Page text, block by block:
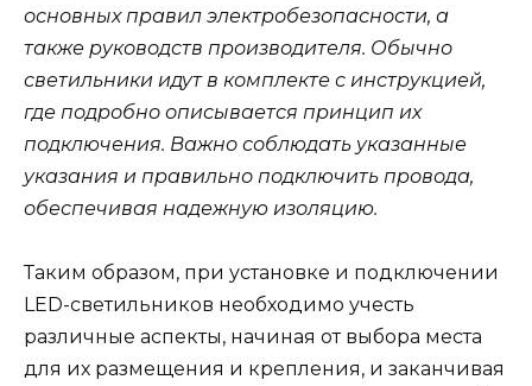
основных правил электробезопасности, а
также руководств производителя. Обычно
светильники идут в комплекте с инструкцией,
где подробно описывается принцип их
подключения. Важно соблюдать указанные
указания и правильно подключить провода,
обеспечивая надежную изоляцию.
Таким образом, при установке и подключении
LED-светильников необходимо учесть
различные аспекты, начиная от выбора места
для их размещения и крепления, и заканчивая